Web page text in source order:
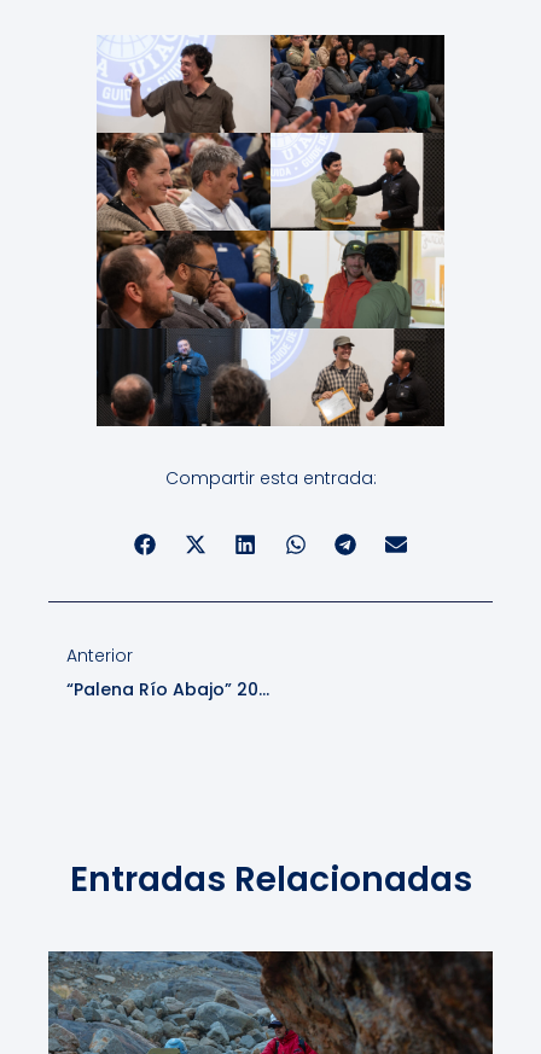
Compartir esta entrada:
Anterior
“Palena Río Abajo” 2025
Entradas Relacionadas